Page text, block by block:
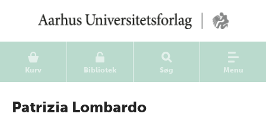
Kurv Bibliotek Søg Menu
Patrizia Lombardo